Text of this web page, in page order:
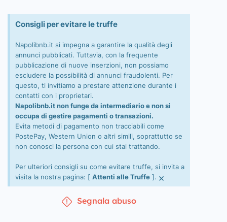
Consigli per evitare le truffe
Napolibnb.it si impegna a garantire la qualità degli
annunci pubblicati. Tuttavia, con la frequente
pubblicazione di nuove inserzioni, non possiamo
escludere la possibilità di annunci fraudolenti. Per
questo, ti invitiamo a prestare attenzione durante i
contatti con i proprietari.
Napolibnb.it non funge da intermediario e non si
occupa di gestire pagamenti o transazioni.
Evita metodi di pagamento non tracciabili come
PostePay, Western Union o altri simili, soprattutto se
non conosci la persona con cui stai trattando.
Per ulteriori consigli su come evitare truffe, si invita a
visita la nostra pagina: [ Attenti alle Truffe ]. ×
Segnala abuso